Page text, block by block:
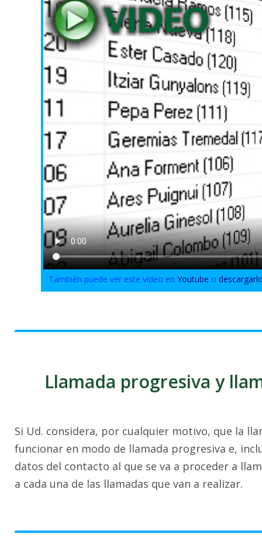
También puede ver este vídeo enYoutube o
Llamada progresiva y
Si Ud. considera, por cualquier motivo, que la
funcionar en modo de llamada progresiva e,
datos del contacto al que se va a proceder a
a cada una de las llamadas que van a realizar.